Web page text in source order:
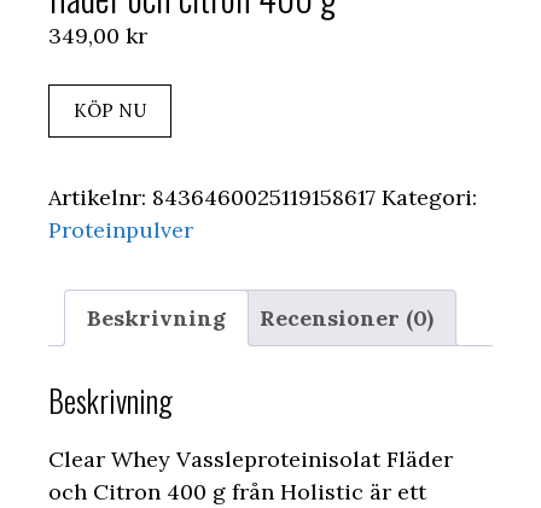
349,00 kr
KÖP NU
Artikelnr: 8436460025119158617 Kategori:
Proteinpulver
Beskrivning Recensioner (0)
Beskrivning
Clear Whey Vassleproteinisolat Fläder
och Citron 400 g från Holistic är ett